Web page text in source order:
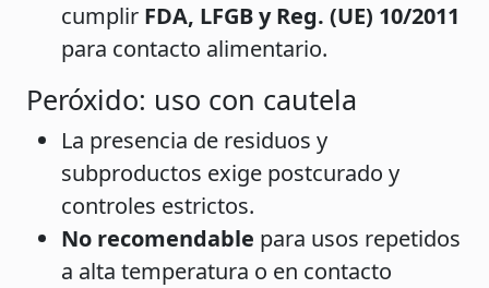
cumplir FDA, LFGB y Reg. (UE) 10/2011
para contacto alimentario.
Peróxido: uso con cautela
La presencia de residuos y
subproductos exige postcurado y
controles estrictos.
No recomendable para usos repetidos
a alta temperatura o en contacto